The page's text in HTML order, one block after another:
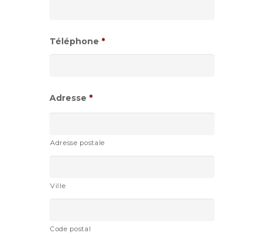
MM
Téléphone *
Adresse *
Adresse postale
Ville
Code postal